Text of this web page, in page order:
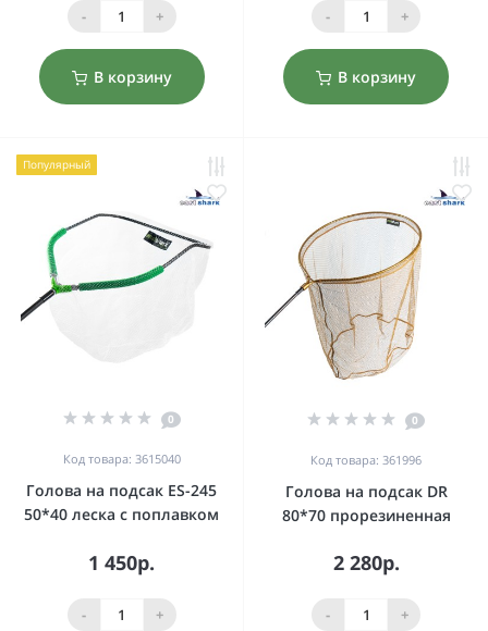
- +
В корзину
- +
В корзину
Популярный
0
Код товара: 3615040
Голова на подсак ES-245
50*40 леска с поплавком
1 450р.
- +
0
Код товара: 361996
Голова на подсак DR
80*70 прорезиненная
2 280р.
- +